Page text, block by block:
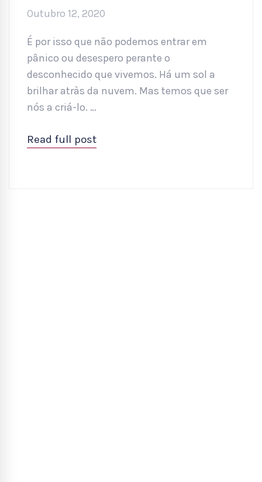
Outubro 12, 2020
É por isso que não podemos entrar em
pânico ou desespero perante o
desconhecido que vivemos. Há um sol a
brilhar atràs da nuvem. Mas temos que ser
nós a criá-lo. …
Read full post